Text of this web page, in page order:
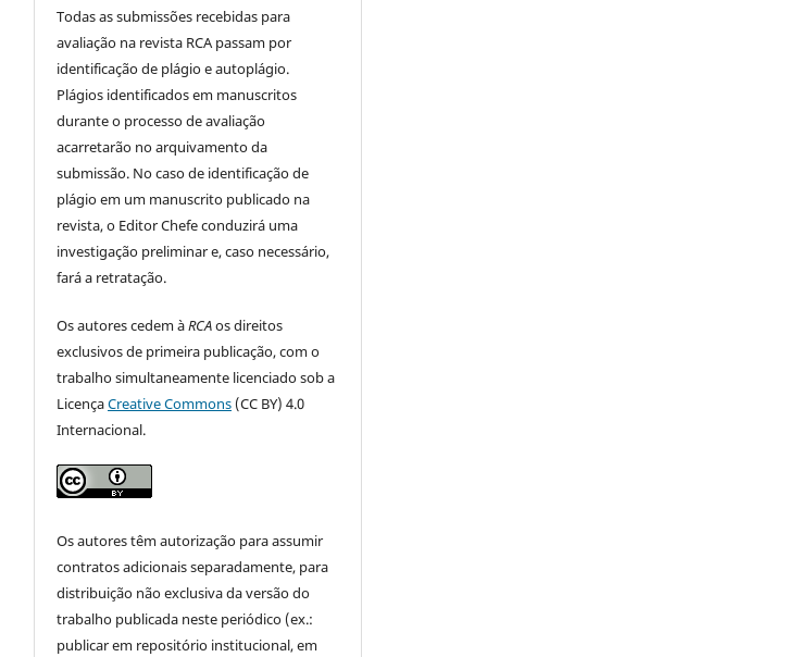
Todas as submissões recebidas para
avaliação na revista RCA passam por
identificação de plágio e autoplágio.
Plágios identificados em manuscritos
durante o processo de avaliação
acarretarão no arquivamento da
submissão. No caso de identificação de
plágio em um manuscrito publicado na
revista, o Editor Chefe conduzirá uma
investigação preliminar e, caso necessário,
fará a retratação.
Os autores cedem àRCAos direitos
exclusivos de primeira publicação, com o
trabalho simultaneamente licenciado sob a
LicençaCreative Commons (CC BY) 4.0
Internacional.
Os autores têm autorização para assumir
contratos adicionais separadamente, para
distribuição não exclusiva da versão do
trabalho publicada neste periódico (ex.:
publicar em repositório institucional, em